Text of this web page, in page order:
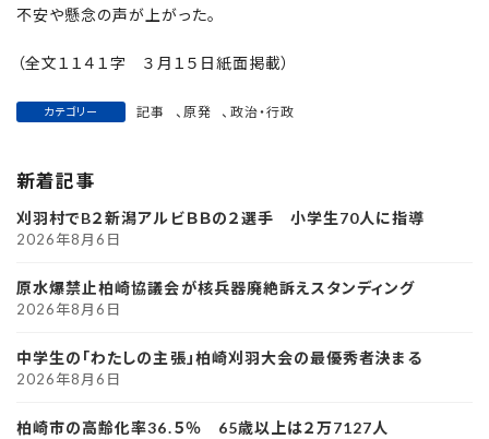
不安や懸念の声が上がった。
（全文１１４１字 ３月１５日紙面掲載）
カテゴリー 記事 、 原発 、 政治・行政
新着記事
刈羽村でB２新潟アルビＢＢの２選手 小学生70人に指導
2026年8月6日
原水爆禁止柏崎協議会が核兵器廃絶訴えスタンディング
2026年8月6日
中学生の「わたしの主張」柏崎刈羽大会の最優秀者決まる
2026年8月6日
柏崎市の高齢化率36.５％ 65歳以上は２万7127人